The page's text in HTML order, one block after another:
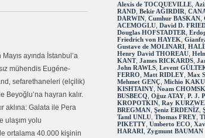
Mayıs ayında İstanbul’a
mühendis Eugéne-
sefarethaneleri (elçilik)
Beyoğlu’na hayran kalır.
aklına: Galata ile Pera
ulaşım yolu
ortalama 40.000 kişinin
Alexis de TOCQUEVILLE
RAND Bekir AĞIRDIR
DARWIN Cumhur BASKAN
ACEMOGLU David D.
Douglas HOFSTADTER
Friedrich von HAYEK
Gustave de MOLINARI
Henry David THOREAU
KANT, James RICKARDS
John RAWLS Levent
FERRO Matt RIDLEY Max
Mehmet GENÇ Michio KAKU
KISHTAINY Noam
BUSBECQ Oğuz ATAY P. J.
KROPOTKIN Ray
BREGMAN Şeniz ERDENİZ
Tanıl UNLU Thomas FREY
PIKETTY Umberto ECO
HARARI Zygmunt BAUMAN